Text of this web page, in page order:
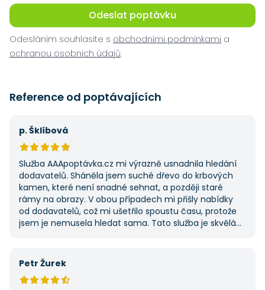
Odeslat poptávku
Odesláním souhlasíte s obchodními podmínkami a
ochranou osobních údajů.
Reference od poptávajících
p. Šklíbová
Služba AAApoptávka.cz mi výrazně usnadnila hledání
dodavatelů. Sháněla jsem suché dřevo do krbových
kamen, které není snadné sehnat, a později staré
rámy na obrazy. V obou případech mi přišly nabídky
od dodavatelů, což mi ušetřilo spoustu času, protože
jsem je nemusela hledat sama. Tato služba je skvělá
Petr Žurek